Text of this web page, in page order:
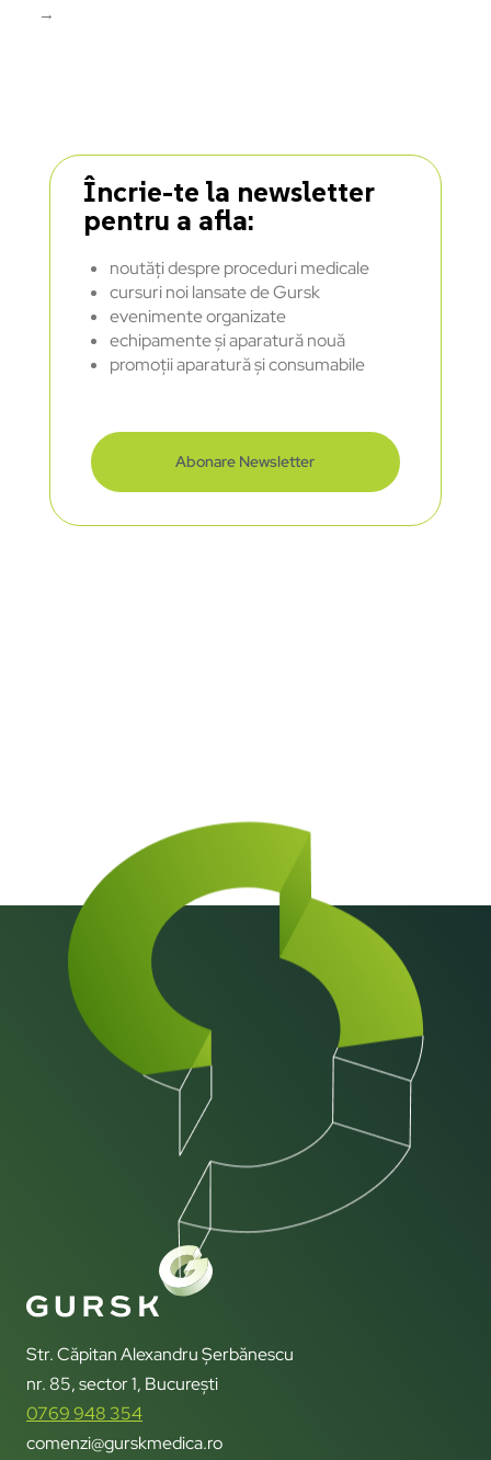
→
Încrie-te la newsletter
pentru a afla:
noutăți despre proceduri medicale
cursuri noi lansate de Gursk
evenimente organizate
echipamente și aparatură nouă
promoții aparatură și consumabile
Abonare Newsletter
Str. Căpitan Alexandru Șerbănescu
nr. 85, sector 1, București
0769 948 354
comenzi@gurskmedica.ro